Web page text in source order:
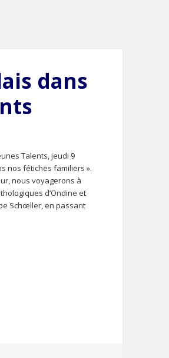
dans
Talents, jeudi 9
nos fétiches familiers ».
nous voyagerons à
d’Ondine et
Schœller, en passant